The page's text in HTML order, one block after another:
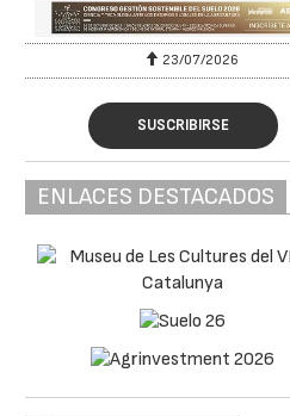
23/07/2026
SUSCRIBIRSE
ENLACES DESTACADOS